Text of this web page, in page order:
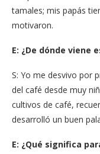
tamales; mis papás
motivaron.
E: ¿De dónde viene
S: Yo me desvivo por
del café desde muy
cultivos de café,
desarrolló un buen
E: ¿Qué significa